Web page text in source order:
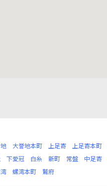
大誉地本町 上足寄 上足寄本町
下愛冠 白糸 新町 常盤 中足寄
螺湾本町 鷲府